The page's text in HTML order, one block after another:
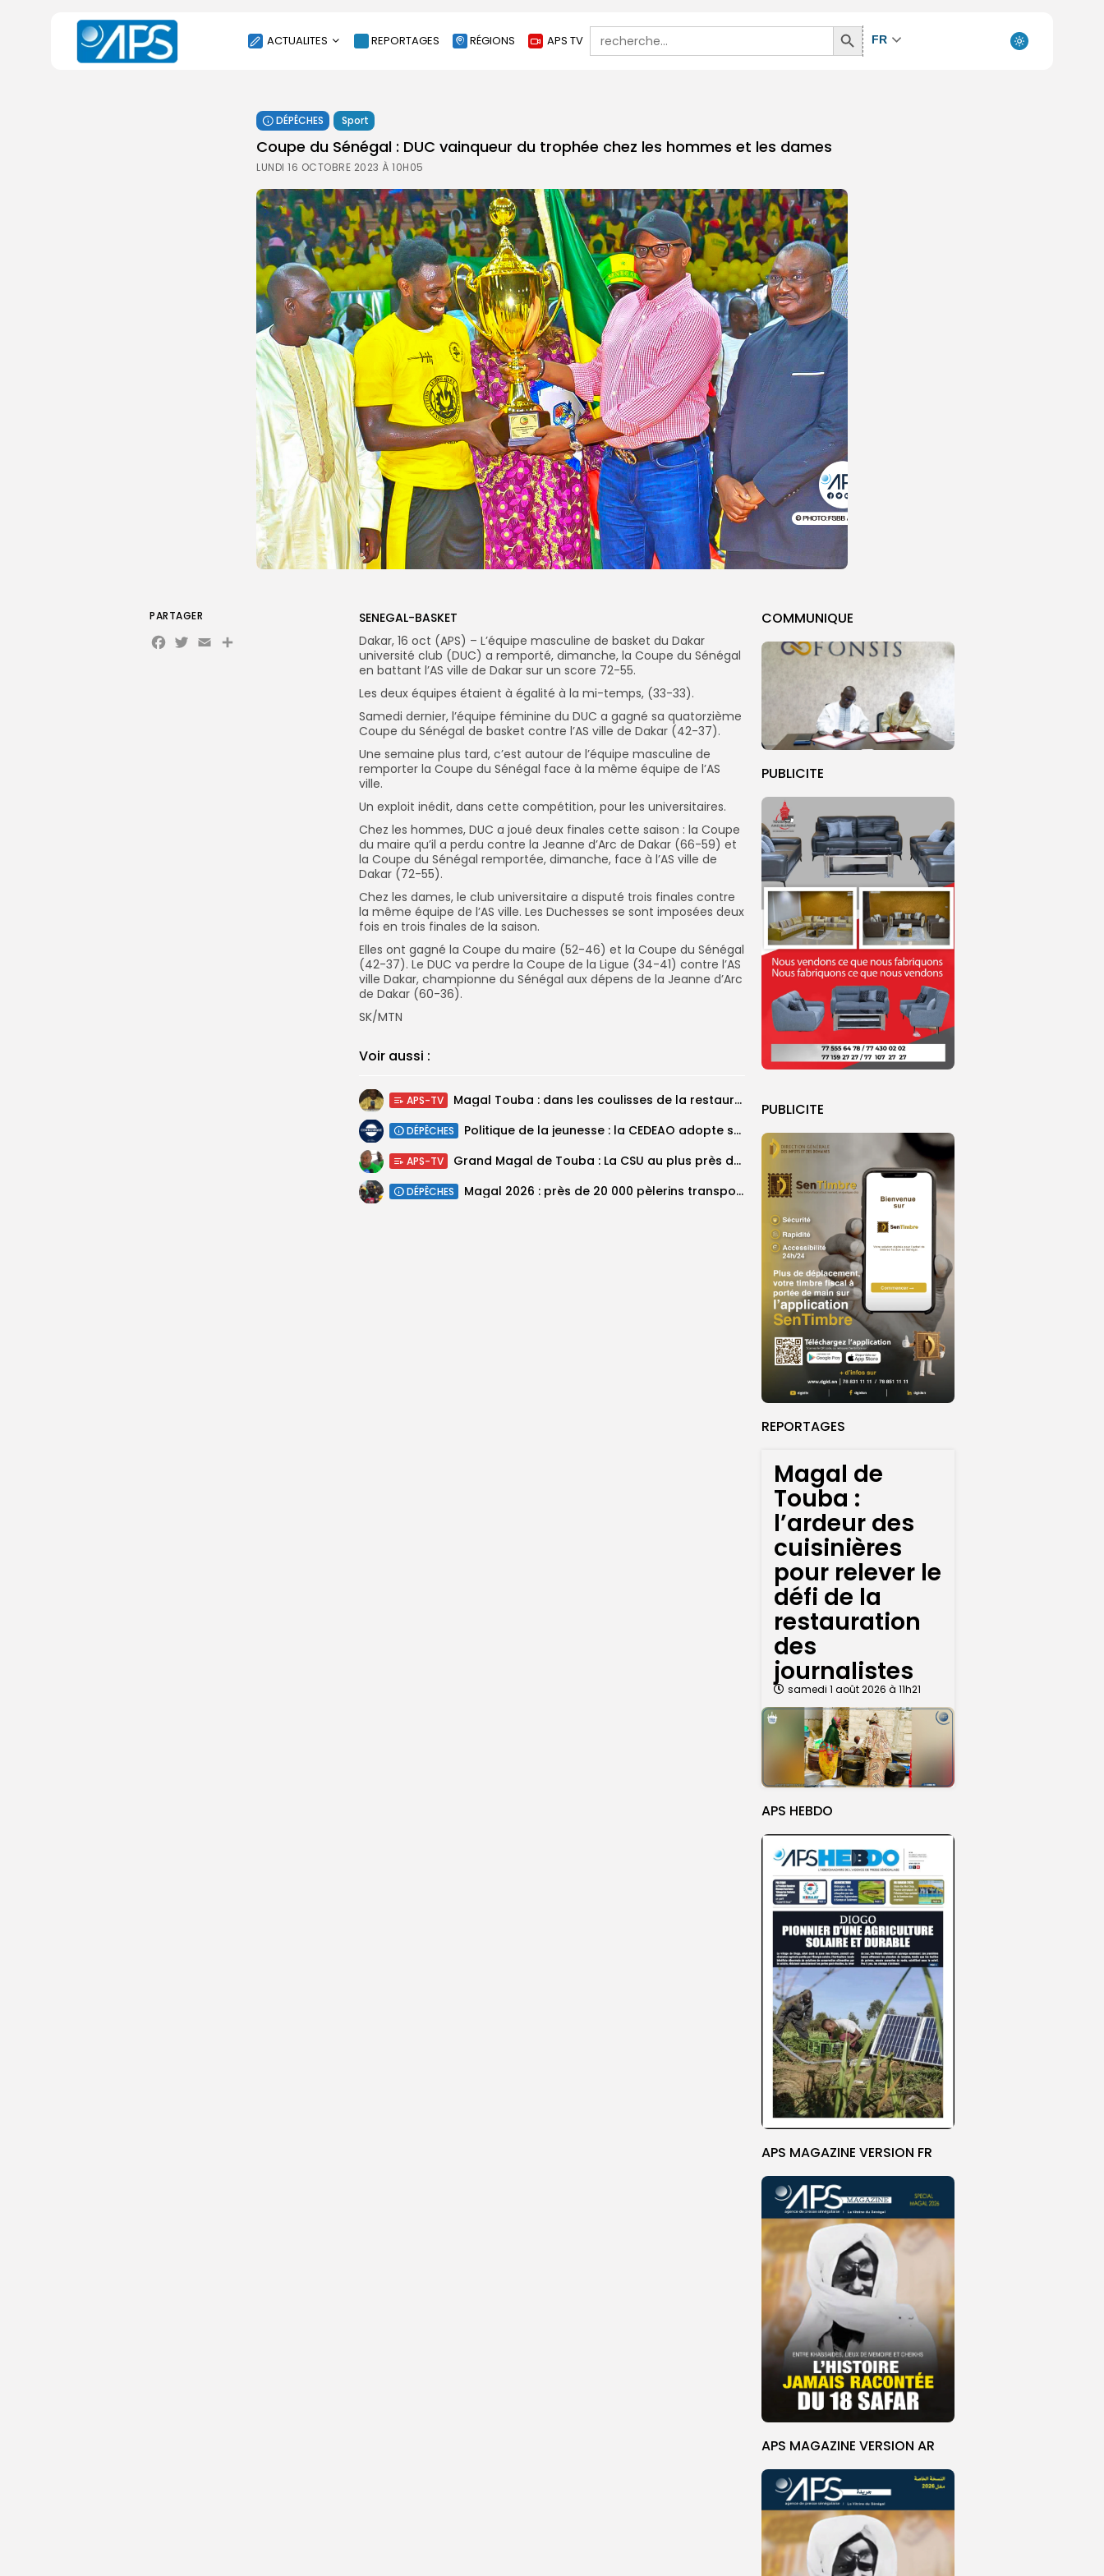
ACTUALITES
SOCIÉTÉ
ÉCONOMIE
CULTURE
SPORT
ENVIRONNEMENT
INTERNATIONAL
AGENDA
SANTE
REPORTAGES RÉGIONS APS TV
Search
for:
Search
Button
FR
DÉPÊCHES Sport
Coupe du Sénégal : DUC vainqueur du trophée chez les hommes et les dames
LUNDI 16 OCTOBRE 2023 À 10H05
COMMUNIQUE
PUBLICITE
PUBLICITE
REPORTAGES
Magal de
Touba :
l’ardeur des
cuisinières
pour relever le
défi de la
restauration
des
journalistes
samedi 1 août 2026 à 11h21
APS HEBDO
APS MAGAZINE VERSION FR
APS MAGAZINE VERSION AR
SENEGAL-BASKET
Dakar, 16 oct (APS) – L’équipe masculine de basket du Dakar
université club (DUC) a remporté, dimanche, la Coupe du Sénégal
en battant l’AS ville de Dakar sur un score 72-55.
Les deux équipes étaient à égalité à la mi-temps, (33-33).
Samedi dernier, l’équipe féminine du DUC a gagné sa quatorzième
Coupe du Sénégal de basket contre l’AS ville de Dakar (42-37).
Une semaine plus tard, c’est autour de l’équipe masculine de
remporter la Coupe du Sénégal face à la même équipe de l’AS
ville.
Un exploit inédit, dans cette compétition, pour les universitaires.
Chez les hommes, DUC a joué deux finales cette saison : la Coupe
du maire qu’il a perdu contre la Jeanne d’Arc de Dakar (66-59) et
la Coupe du Sénégal remportée, dimanche, face à l’AS ville de
Dakar (72-55).
Chez les dames, le club universitaire a disputé trois finales contre
la même équipe de l’AS ville. Les Duchesses se sont imposées deux
fois en trois finales de la saison.
Elles ont gagné la Coupe du maire (52-46) et la Coupe du Sénégal
(42-37). Le DUC va perdre la Coupe de la Ligue (34-41) contre l’AS
ville Dakar, championne du Sénégal aux dépens de la Jeanne d’Arc
de Dakar (60-36).
SK/MTN
Voir aussi :
APS-TV Magal Touba : dans les coulisses de la restauration de la presse...
DÉPÊCHES Politique de la jeunesse : la CEDEAO adopte son plan d’actions stratégiques...
APS-TV Grand Magal de Touba : La CSU au plus près des pèlerins
DÉPÊCHES Magal 2026 : près de 20 000 pèlerins transportés vers Touba en...
PARTAGER
Facebook
Twitter
Email